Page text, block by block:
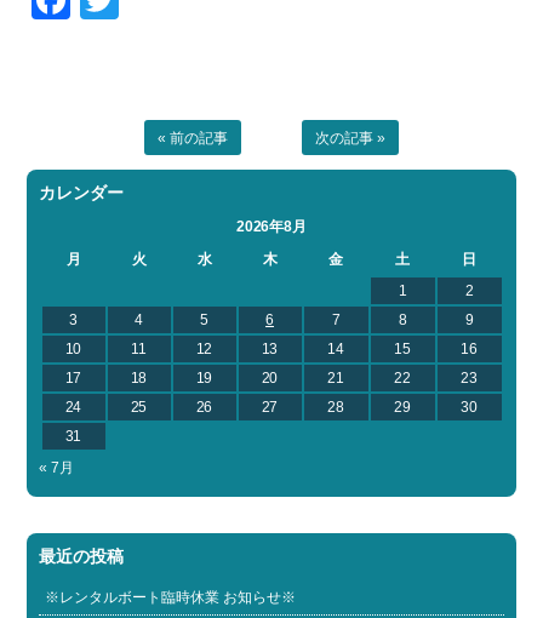
« 前の記事 次の記事 »
カレンダー
2026年8月
月
火 水 木 金 土
日
1
2
3
4 5 6 7 8
9
10
11 12 13 14 15
16
17
18 19 20 21 22
23
24
25 26 27 28 29
30
31
« 7月
最近の投稿
※レンタルボート臨時休業 お知らせ※